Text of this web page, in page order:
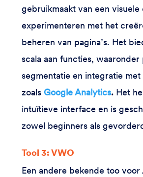
gebruikmaakt van een
experimenteren met het
beheren van pagina’s. Het
scala aan functies, waaronder
segmentatie en integratie
zoals Google Analytics. Het
intuïtieve interface en is
zowel beginners als
Tool 3: VWO
Een andere bekende too